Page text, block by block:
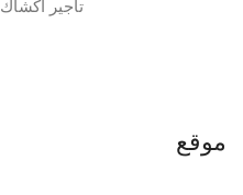
تأجير أكشاك
موقع